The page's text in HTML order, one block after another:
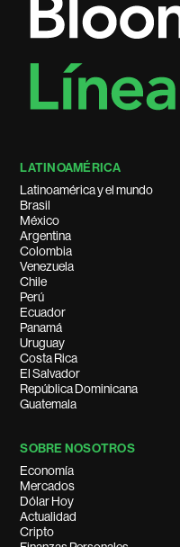
LATINOAMÉRICA
Latinoamérica y el mundo
Brasil
México
Argentina
Colombia
Venezuela
Chile
Perú
Ecuador
Panamá
Uruguay
Costa Rica
El Salvador
República Dominicana
Guatemala
SOBRE NOSOTROS
Economía
Mercados
Dólar Hoy
Actualidad
Cripto